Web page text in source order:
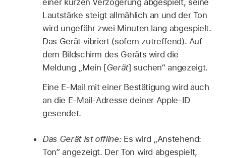
einer kurzen Verzögerung abgespielt, seine
Lautstärke steigt allmählich an und der Ton
wird ungefähr zwei Minuten lang abgespielt.
Das Gerät vibriert (sofern zutreffend). Auf
dem Bildschirm des Geräts wird die
Meldung „Mein [Gerät] suchen“ angezeigt.
Eine E-Mail mit einer Bestätigung wird auch
an die E-Mail-Adresse deiner Apple-ID
gesendet.
Das Gerät ist offline: Es wird „Anstehend:
Ton“ angezeigt. Der Ton wird abgespielt,